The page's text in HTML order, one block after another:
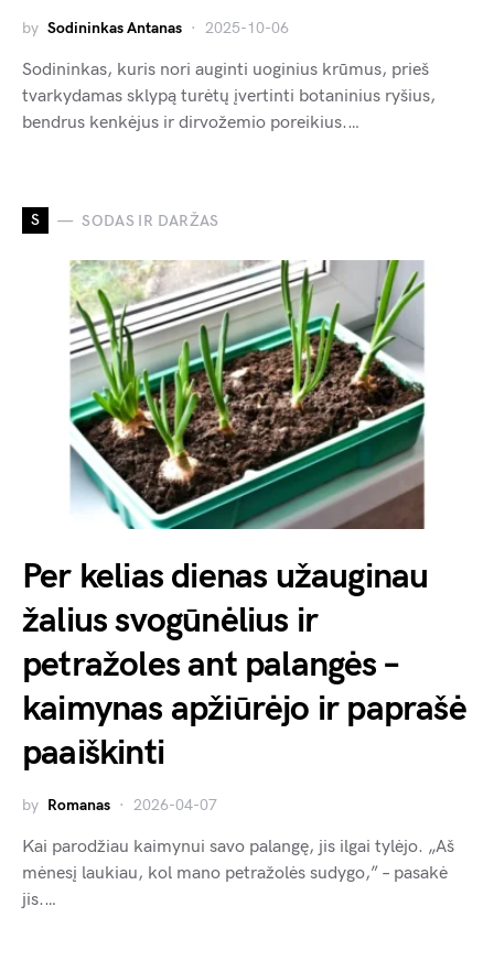
by Sodininkas Antanas 2025-10-06
Sodininkas, kuris nori auginti uoginius krūmus, prieš
tvarkydamas sklypą turėtų įvertinti botaninius ryšius,
bendrus kenkėjus ir dirvožemio poreikius.…
S SODAS IR DARŽAS
Per kelias dienas užauginau
žalius svogūnėlius ir
petražoles ant palangės –
kaimynas apžiūrėjo ir paprašė
paaiškinti
by Romanas 2026-04-07
Kai parodžiau kaimynui savo palangę, jis ilgai tylėjo. „Aš
mėnesį laukiau, kol mano petražolės sudygo,” – pasakė
jis.…